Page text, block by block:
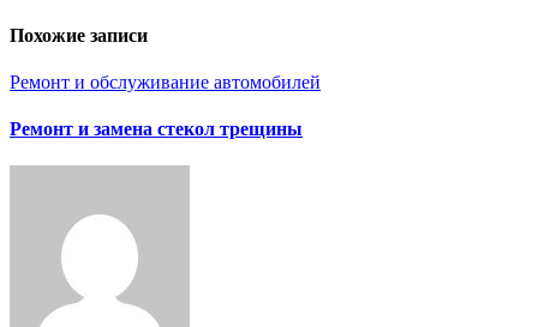
Похожие записи
Ремонт и обслуживание автомобилей
Ремонт и замена стекол трещины